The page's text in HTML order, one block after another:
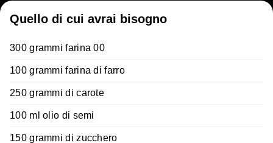
Quello di cui avrai bisogno
300 grammi farina 00
100 grammi farina di farro
250 grammi di carote
100 ml olio di semi
150 grammi di zucchero